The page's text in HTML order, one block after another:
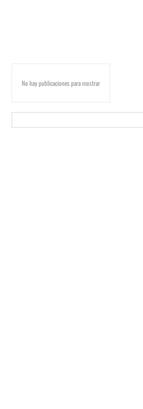
No hay publicaciones para mostrar